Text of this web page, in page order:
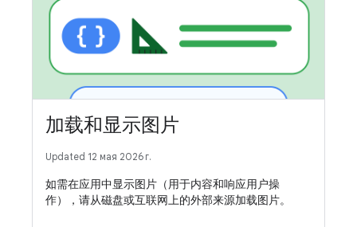
加载和显示图片
Updated 12 мая 2026 г.
如需在应用中显示图片（用于内容和响应用户操
作），请从磁盘或互联网上的外部来源加载图片。